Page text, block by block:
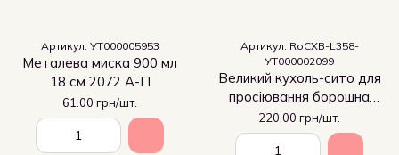
Артикул: УТ000005953
Металева миска 900 мл
18 см 2072 А-П
61.00 грн/шт.
Артикул: RoCXB-L358-
УТ000002099
Великий кухоль-сито для
просіювання борошна
9,5*13 см А-П (1017)
220.00 грн/шт.